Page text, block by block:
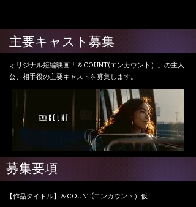
主要キャスト募集
オリジナル短編映画「＆COUNT(エンカウント）」の主人
公、相手役の主要キャストを募集します。
募集要項
【作品タイトル】＆COUNT(エンカウント）仮